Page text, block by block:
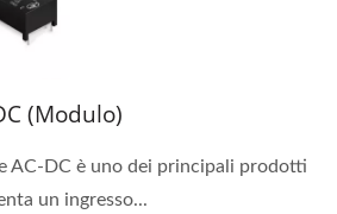
(Modulo)
AC-DC è uno dei principali prodotti
un ingresso...